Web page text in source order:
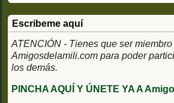
Escribeme aquí
ATENCIÓN - Tienes que ser miembro
Amigosdelamili.com para poder
los demás.
PINCHA AQUÍ Y ÚNETE YA A